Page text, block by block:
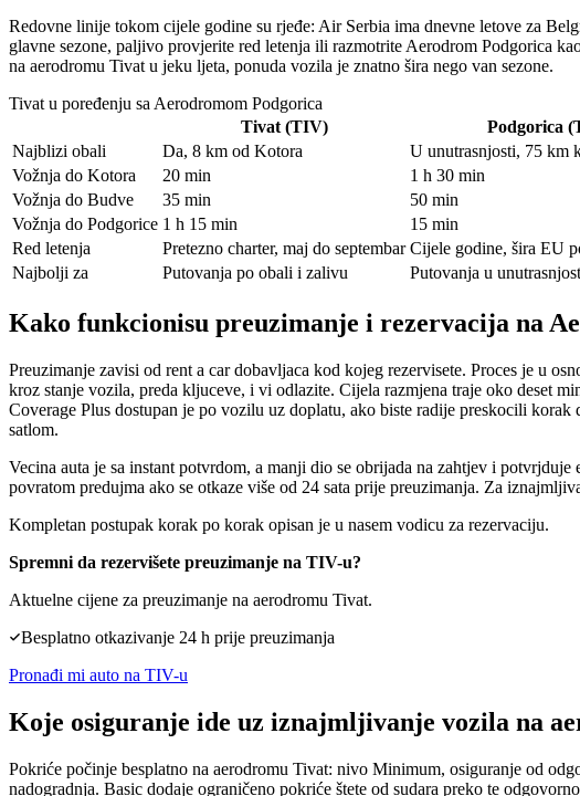
Redovne linije tokom cijele godine su rjeđe: Air Serbia ima dnevne letove za
glavne sezone, paljivo provjerite red letenja ili razmotrite Aerodrom Podgorica
na aerodromu Tivat u jeku ljeta, ponuda vozila je znatno šira nego van sezone.
Tivat u poređenju sa Aerodromom Podgorica
Tivat (TIV)
Podgorica
Najblizi obali
Da, 8 km od Kotora
U unutrasnjosti, 75 km
Vožnja do Kotora
20 min
1 h 30 min
Vožnja do Budve
35 min
50 min
Vožnja do Podgorice 1 h 15 min
15 min
Red letenja
Pretezno charter, maj do septembar Cijele godine, šira EU
Najbolji za
Putovanja po obali i zalivu Putovanja u
Kako funkcionisu preuzimanje i rezervacija na
Preuzimanje zavisi od rent a car dobavljaca kod kojeg rezervisete. Proces je u
kroz stanje vozila, preda kljuceve, i vi odlazite. Cijela razmjena traje oko deset
Coverage Plus dostupan je po vozilu uz doplatu, ako biste radije preskocili
satlom.
Vecina auta je sa instant potvrdom, a manji dio se obrijada na zahtjev i
povratom predujma ako se otkaze više od 24 sata prije preuzimanja. Za
Kompletan postupak korak po korak opisan je u nasem vodicu za rezervaciju.
Spremni da rezervišete preuzimanje na TIV-u?
Aktuelne cijene za preuzimanje na aerodromu Tivat.
Besplatno otkazivanje 24 h prije preuzimanja
Pronađi mi auto na TIV-u
Koje osiguranje ide uz iznajmljivanje vozila na
Pokriće počinje besplatno na aerodromu Tivat: nivo Minimum, osiguranje od
nadogradnja. Basic dodaje ograničeno pokriće štete od sudara preko te